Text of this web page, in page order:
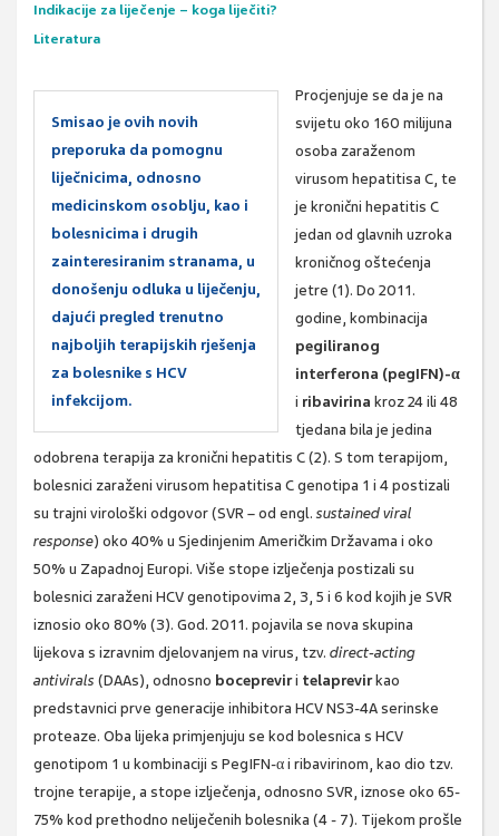
Indikacije za liječenje – koga liječiti?
Literatura
Smisao je ovih novih
preporuka da pomognu
liječnicima, odnosno
medicinskom osoblju, kao i
bolesnicima i drugih
zainteresiranim stranama, u
donošenju odluka u liječenju,
dajući pregled trenutno
najboljih terapijskih rješenja
za bolesnike s HCV
infekcijom.
Procjenjuje se da je na
svijetu oko 160 milijuna
osoba zaraženom
virusom hepatitisa C, te
je kronični hepatitis C
jedan od glavnih uzroka
kroničnog oštećenja
jetre (1). Do 2011.
godine, kombinacija
pegiliranog
interferona (pegIFN)-α
i ribavirina kroz 24 ili 48
tjedana bila je jedina
odobrena terapija za kronični hepatitis C (2). S tom terapijom,
bolesnici zaraženi virusom hepatitisa C genotipa 1 i 4 postizali
su trajni virološki odgovor (SVR – od engl. sustained viral
response) oko 40% u Sjedinjenim Američkim Državama i oko
50% u Zapadnoj Europi. Više stope izlječenja postizali su
bolesnici zaraženi HCV genotipovima 2, 3, 5 i 6 kod kojih je SVR
iznosio oko 80% (3). God. 2011. pojavila se nova skupina
lijekova s izravnim djelovanjem na virus, tzv. direct-acting
antivirals (DAAs), odnosno bocepreviri telaprevirkao
predstavnici prve generacije inhibitora HCV NS3-4A serinske
proteaze. Oba lijeka primjenjuju se kod bolesnica s HCV
genotipom 1 u kombinaciji s PegIFN-α i ribavirinom, kao dio tzv.
trojne terapije, a stope izlječenja, odnosno SVR, iznose oko 65-
75% kod prethodno neliječenih bolesnika (4 - 7). Tijekom prošle